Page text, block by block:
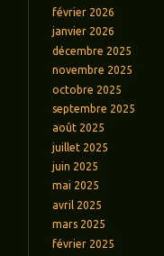
février 2026
janvier 2026
décembre 2025
novembre 2025
octobre 2025
septembre 2025
août 2025
juillet 2025
juin 2025
mai 2025
avril 2025
mars 2025
février 2025